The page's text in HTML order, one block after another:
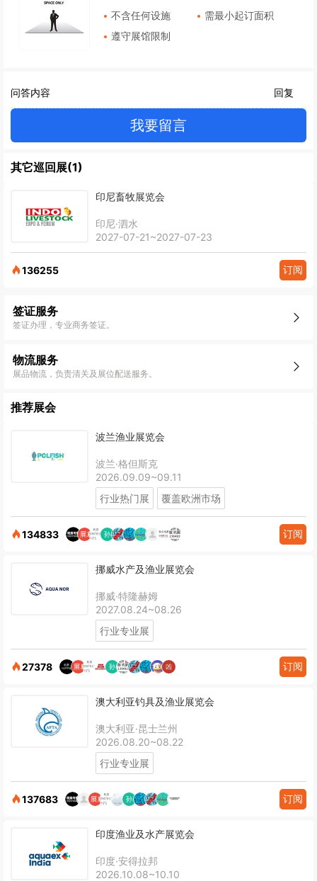
不含任何设施
需最小起订面积
遵守展馆限制
问答内容 回复
我要留言
其它巡回展(1)
印尼畜牧展览会
印尼·泗水
2027-07-21~2027-07-23
136255 订阅
签证服务
签证办理，专业商务签证。
物流服务
展品物流，负责清关及展位配送服务。
推荐展会
波兰渔业展览会
波兰·格但斯克
2026.09.09~09.11
行业热门展
覆盖欧洲市场
134833 订阅
挪威水产及渔业展览会
挪威·特隆赫姆
2027.08.24~08.26
行业专业展
27378 订阅
澳大利亚钓具及渔业展览会
澳大利亚·昆士兰州
2026.08.20~08.22
行业专业展
137683 订阅
印度渔业及水产展览会
印度·安得拉邦
2026.10.08~10.10